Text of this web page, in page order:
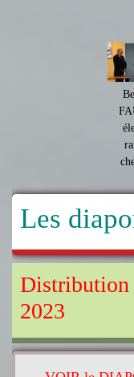
Les
Distribution
2023